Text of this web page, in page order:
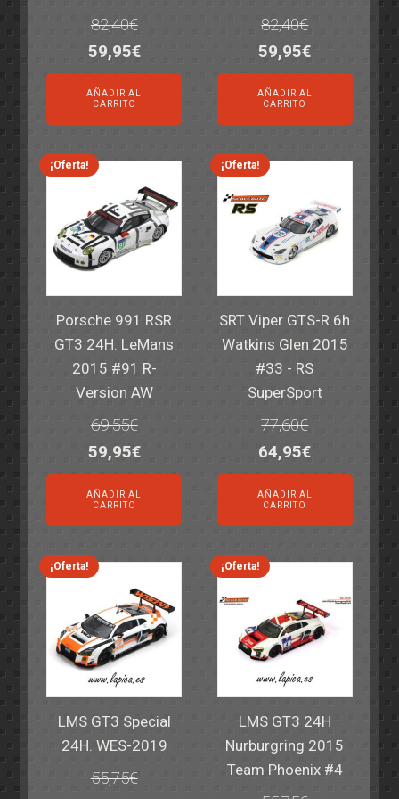
82,40€
El
precio
original
era:
82,40€.
59,95€El
precio
es:
59,95€.
AÑADIR AL
CARRITO
82,40€
El
precio
original
era:
82,40€.
59,95€El
precio
es:
59,95€.
AÑADIR AL
CARRITO
¡Oferta!
Porsche 991 RSR
GT3 24H. LeMans
2015 #91 R-
Version AW
69,55€
El
precio
original
era:
69,55€.
59,95€El
precio
actual
es:
59,95€.
AÑADIR AL
CARRITO
¡Oferta!
SRT Viper GTS-R 6h
Watkins Glen 2015
#33 - RS
SuperSport
77,60€
El
precio
original
era:
77,60€.
64,95€El
precio
actual
es:
64,95€.
AÑADIR AL
CARRITO
¡Oferta!
LMS GT3 Special
24H. WES-2019
55,75€
¡Oferta!
LMS GT3 24H
Nurburgring 2015
Team Phoenix #4